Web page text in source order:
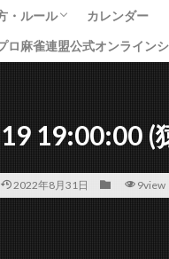
・ルール
のプレイ方法
ル
方法
カレンダー
ロ麻雀連盟公式オンライン
19:00:00 (
2022年8月31日 9view